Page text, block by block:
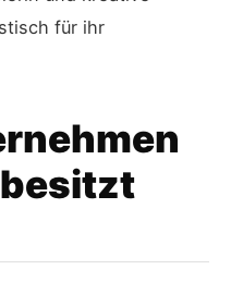
für ihr